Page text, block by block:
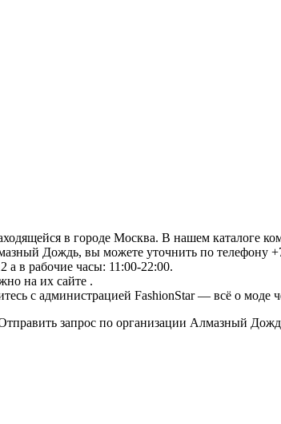
в городе Москва. В нашем каталоге
Дождь, вы можете уточнить по телефону
а в рабочие часы: 11:00-22:00.
на их сайте .
с администрацией FashionStar — всё о моде
запрос по организации Алмазный